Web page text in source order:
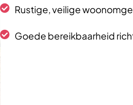
Rustige, veilige
Goede bereikbaarheid